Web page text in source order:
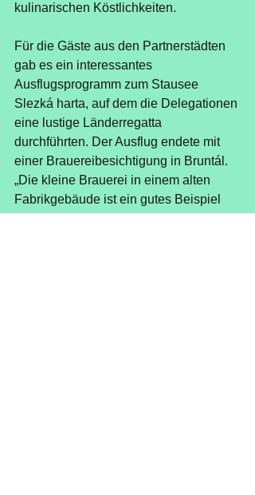
kulinarischen Köstlichkeiten.
Für die Gäste aus den Partnerstädten
gab es ein interessantes
Ausflugsprogramm zum Stausee
Slezká harta, auf dem die Delegationen
eine lustige Länderregatta
durchführten. Der Ausflug endete mit
einer Brauereibesichtigung in Bruntál.
„Die kleine Brauerei in einem alten
Fabrikgebäude ist ein gutes Beispiel